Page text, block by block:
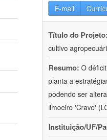
E-mail
Título do Projeto:
cultivo
Resumo: O
planta a
podendo ser
limoeiro 'Cravo'
Instituição/UF/